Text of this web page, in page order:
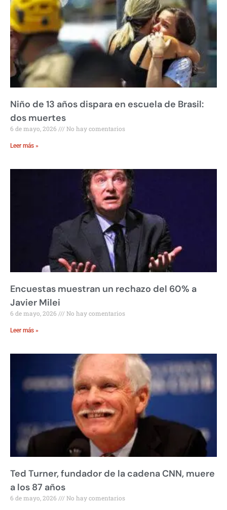
Niño de 13 años dispara en escuela de Brasil:
dos muertes
6 de mayo, 2026 No hay comentarios
Leer más »
Encuestas muestran un rechazo del 60% a
Javier Milei
6 de mayo, 2026 No hay comentarios
Leer más »
Ted Turner, fundador de la cadena CNN, muere
a los 87 años
6 de mayo, 2026 No hay comentarios